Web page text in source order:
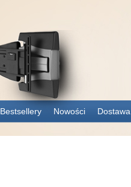
Bestsellery Nowości